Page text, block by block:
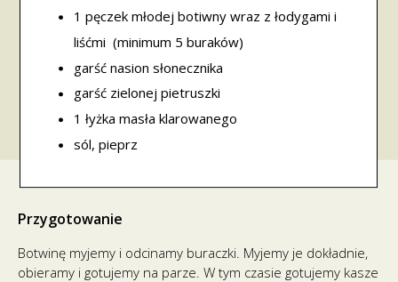
1 pęczek młodej botiwny wraz z łodygami i
liśćmi (minimum 5 buraków)
garść nasion słonecznika
garść zielonej pietruszki
1 łyżka masła klarowanego
sól, pieprz
Przygotowanie
Botwinę myjemy i odcinamy buraczki. Myjemy je dokładnie,
obieramy i gotujemy na parze. W tym czasie gotujemy kasze